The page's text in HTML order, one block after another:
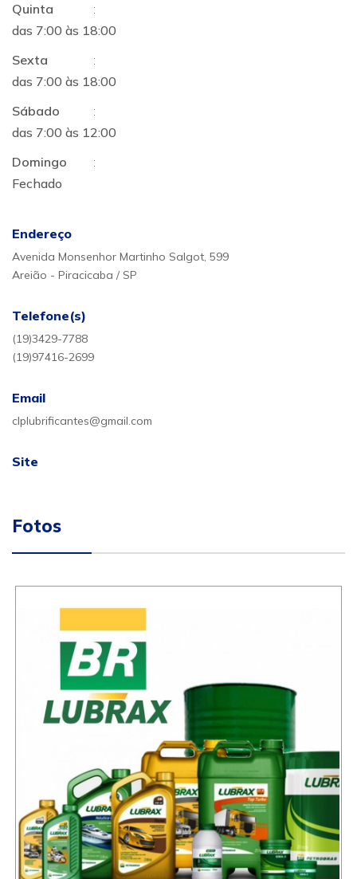
Quinta
:
das 7:00 às 18:00
Sexta
:
das 7:00 às 18:00
Sábado
:
das 7:00 às 12:00
Domingo
:
Fechado
Endereço
Avenida Monsenhor Martinho Salgot, 599
Areião - Piracicaba / SP
Telefone(s)
(19)3429-7788
(19)97416-2699
Email
clplubrificantes@gmail.com
Site
Fotos